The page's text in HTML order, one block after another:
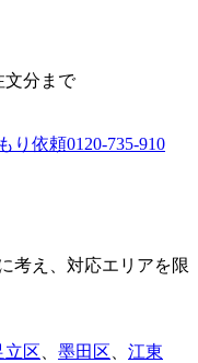
文分まで
り依頼0120-735-910
考え、対応エリアを限
立区 墨田区
江東